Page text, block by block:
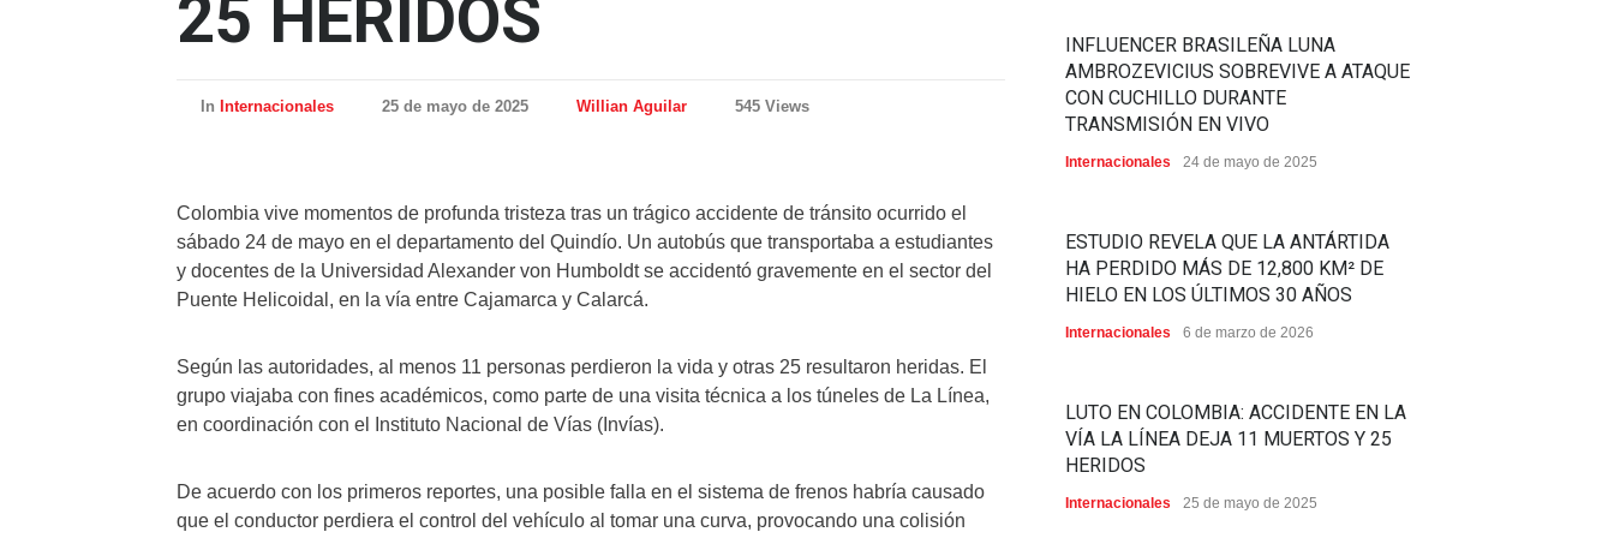
25 HERIDOS
In Internacionales 25 de mayo de 2025 Willian Aguilar 545 Views
Colombia vive momentos de profunda tristeza tras un trágico accidente de tránsito ocurrido el
sábado 24 de mayo en el departamento del Quindío. Un autobús que transportaba a estudiantes
y docentes de la Universidad Alexander von Humboldt se accidentó gravemente en el sector del
Puente Helicoidal, en la vía entre Cajamarca y Calarcá.
Según las autoridades, al menos 11 personas perdieron la vida y otras 25 resultaron heridas. El
grupo viajaba con fines académicos, como parte de una visita técnica a los túneles de La Línea,
en coordinación con el Instituto Nacional de Vías (Invías).
De acuerdo con los primeros reportes, una posible falla en el sistema de frenos habría causado
que el conductor perdiera el control del vehículo al tomar una curva, provocando una colisión
INFLUENCER BRASILEÑA LUNA
AMBROZEVICIUS SOBREVIVE A ATAQUE
CON CUCHILLO DURANTE
TRANSMISIÓN EN VIVO
Internacionales 24 de mayo de 2025
ESTUDIO REVELA QUE LA ANTÁRTIDA
HA PERDIDO MÁS DE 12,800 KM² DE
HIELO EN LOS ÚLTIMOS 30 AÑOS
Internacionales 6 de marzo de 2026
LUTO EN COLOMBIA: ACCIDENTE EN LA
VÍA LA LÍNEA DEJA 11 MUERTOS Y 25
HERIDOS
Internacionales 25 de mayo de 2025